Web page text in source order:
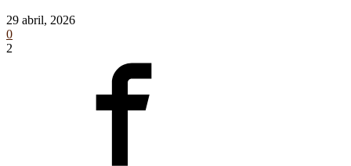
29 abril, 2026
0
2